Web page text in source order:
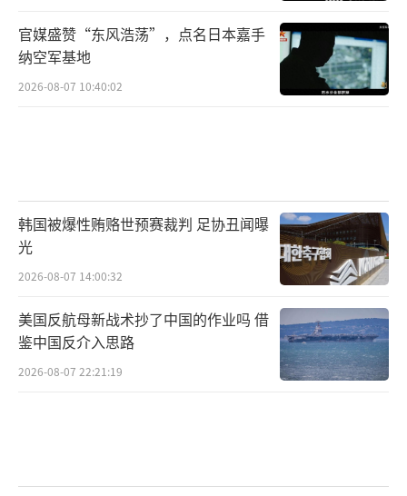
官媒盛赞“东风浩荡”，点名日本嘉手
纳空军基地
2026-08-07 10:40:02
韩国被爆性贿赂世预赛裁判 足协丑闻曝
光
2026-08-07 14:00:32
美国反航母新战术抄了中国的作业吗 借
鉴中国反介入思路
2026-08-07 22:21:19